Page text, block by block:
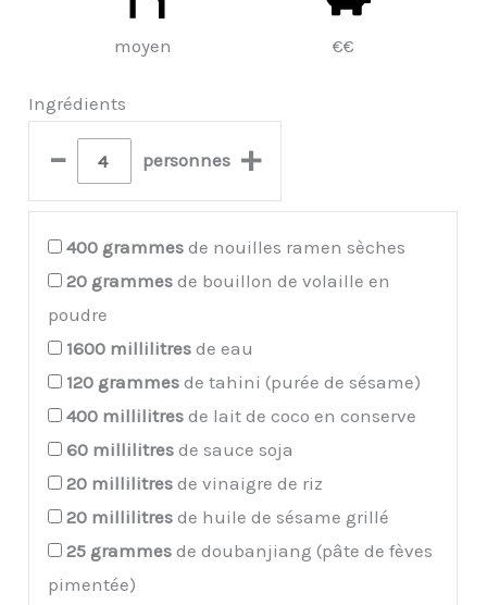
moyen €€
Ingrédients
– personnes +
400 grammes de nouilles ramen sèches
20 grammes de bouillon de volaille en
poudre
1600 millilitres de eau
120 grammes de tahini (purée de sésame)
400 millilitres de lait de coco en conserve
60 millilitres de sauce soja
20 millilitres de vinaigre de riz
20 millilitres de huile de sésame grillé
25 grammes de doubanjiang (pâte de fèves
pimentée)